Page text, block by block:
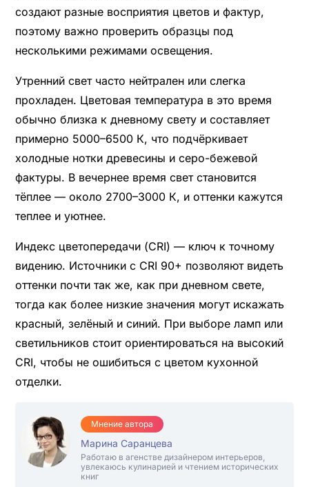
создают разные восприятия цветов и фактур,
поэтому важно проверить образцы под
несколькими режимами освещения.
Утренний свет часто нейтрален или слегка
прохладен. Цветовая температура в это время
обычно близка к дневному свету и составляет
примерно 5000–6500 К, что подчёркивает
холодные нотки древесины и серо-бежевой
фактуры. В вечернее время свет становится
тёплее — около 2700–3000 К, и оттенки кажутся
теплее и уютнее.
Индекс цветопередачи (CRI) — ключ к точному
видению. Источники с CRI 90+ позволяют видеть
оттенки почти так же, как при дневном свете,
тогда как более низкие значения могут искажать
красный, зелёный и синий. При выборе ламп или
светильников стоит ориентироваться на высокий
CRI, чтобы не ошибиться с цветом кухонной
отделки.
Мнение автора
Марина Саранцева
Работаю в агенстве дизайнером интерьеров,
увлекаюсь кулинарией и чтением исторических
книг